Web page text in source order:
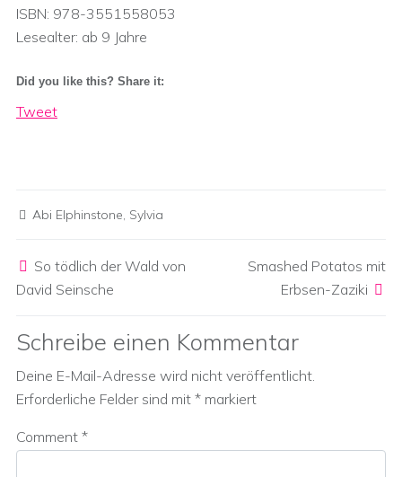
ISBN:‎ 978-3551558053
Lesealter: ab 9 Jahre
Did you like this? Share it:
Tweet
Abi Elphinstone, Sylvia
So tödlich der Wald von
David Seinsche
Smashed Potatos mit
Erbsen-Zaziki
Schreibe einen Kommentar
Deine E-Mail-Adresse wird nicht veröffentlicht.
Erforderliche Felder sind mit * markiert
Comment *